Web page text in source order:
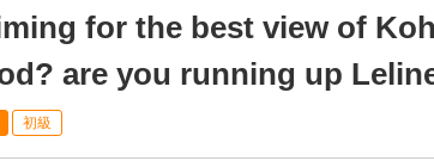
for the best view of
are you running up
初級